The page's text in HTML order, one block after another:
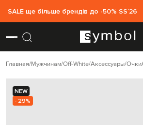
SALE ще більше брендів до -50% SS`26
Главная Мужчинам Off-White Аксессуары Очки
NEW
- 29%